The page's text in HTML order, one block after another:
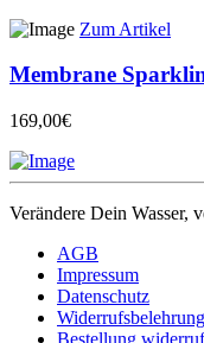
Zum Artikel
Membrane
169,00€
Verändere Dein Wasser,
AGB
Impressum
Datenschutz
Widerrufsbelehrung